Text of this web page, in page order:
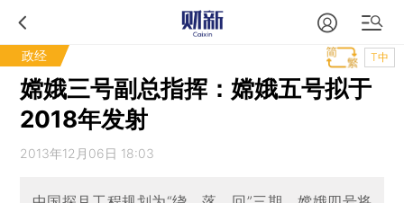
政经 T中
嫦娥三号副总指挥：嫦娥五号拟于
2018年发射
2013年12月06日 18:03